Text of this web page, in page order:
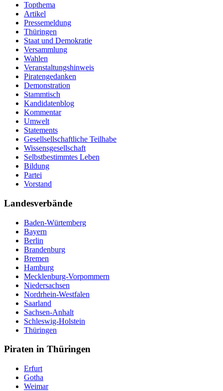
Topthema
Artikel
Pressemeldung
Thüringen
Staat und Demokratie
Versammlung
Wahlen
Veranstaltungshinweis
Piratengedanken
Demonstration
Stammtisch
Kandidatenblog
Kommentar
Umwelt
Statements
Gesellsellschaftliche Teilhabe
Wissensgesellschaft
Selbstbestimmtes Leben
Bildung
Partei
Vorstand
Landesverbände
Baden-Würtemberg
Bayern
Berlin
Brandenburg
Bremen
Hamburg
Mecklenburg-Vorpommern
Niedersachsen
Nordrhein-Westfalen
Saarland
Sachsen-Anhalt
Schleswig-Holstein
Thüringen
Piraten in Thüringen
Erfurt
Gotha
Weimar